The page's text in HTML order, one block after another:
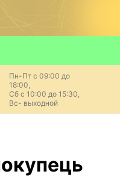
Пн-Пт с 09:00 до
18:00,
Сб с 10:00 до 15:30,
Вс- выходной